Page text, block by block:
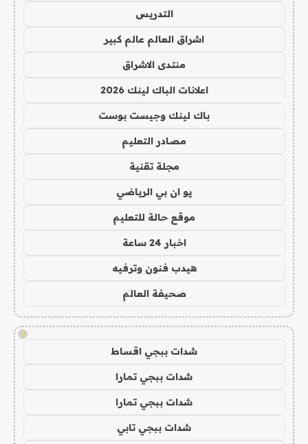
التدريس
اشراق العالم عالم كبير
منتدى الاشراق
اعلانات الباك لينك 2026
باك لينك وجيست بوست
مصادر التعليم
مجلة تقنية
يو ان بي الرياضي
موقع حالة للتعليم
اخبار 24 ساعة
هيدب فنون وترفيه
صحيفة العالم
!
شدات ببجي اقساط
شدات ببجي تمارا
شدات ببجي تمارا
شدات ببجي تابي